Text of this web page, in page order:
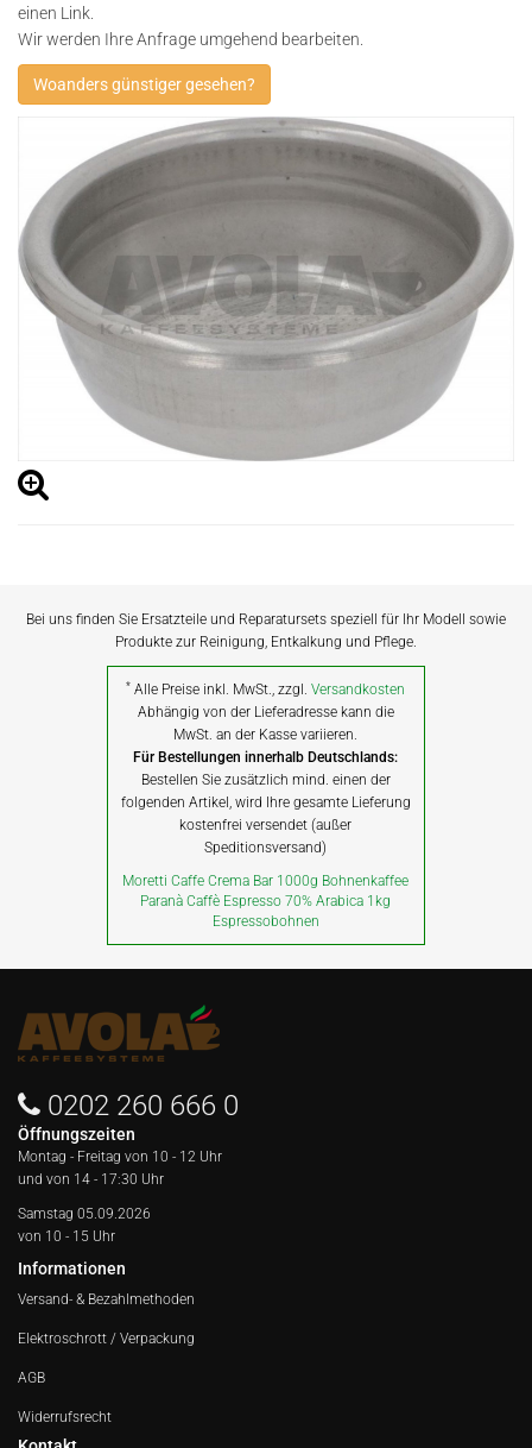
einen Link.
Wir werden Ihre Anfrage umgehend bearbeiten.
Woanders günstiger gesehen?
Bei uns finden Sie Ersatzteile und Reparatursets speziell für Ihr Modell sowie
Produkte zur Reinigung, Entkalkung und Pflege.
* Alle Preise inkl. MwSt., zzgl.Versandkosten
Abhängig von der Lieferadresse kann die
MwSt. an der Kasse variieren.
Für Bestellungen innerhalb Deutschlands:
Bestellen Sie zusätzlich mind. einen der
folgenden Artikel, wird Ihre gesamte Lieferung
kostenfrei versendet (außer
Speditionsversand)
Moretti Caffe Crema Bar 1000g Bohnenkaffee
Paranà Caffè Espresso 70% Arabica 1kg
Espressobohnen
0202 260 666 0
Öffnungszeiten
Montag - Freitag von 10 - 12 Uhr
und von 14 - 17:30 Uhr
Samstag 05.09.2026
von 10 - 15 Uhr
Informationen
Versand- & Bezahlmethoden
Elektroschrott / Verpackung
AGB
Widerrufsrecht